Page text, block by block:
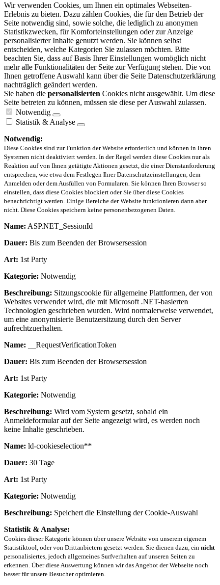
Wir verwenden Cookies, um Ihnen ein optimales Webseiten-
Erlebnis zu bieten. Dazu zählen Cookies, die für den Betrieb der
Seite notwendig sind, sowie solche, die lediglich zu anonymen
Statistikzwecken, für Komforteinstellungen oder zur Anzeige
personalisierter Inhalte genutzt werden. Sie können selbst
entscheiden, welche Kategorien Sie zulassen möchten. Bitte
beachten Sie, dass auf Basis Ihrer Einstellungen womöglich nicht
mehr alle Funktionalitäten der Seite zur Verfügung stehen. Die von
Ihnen getroffene Auswahl kann über die Seite Datenschutzerklärung
nachträglich geändert werden.
Sie haben die personalisierten Cookies nicht ausgewählt. Um diese
Seite betreten zu können, müssen sie diese per Auswahl zulassen.
Notwendig
Statistik & Analyse
Notwendig:
Diese Cookies sind zur Funktion der Website erforderlich und können in Ihren
Systemen nicht deaktiviert werden. In der Regel werden diese Cookies nur als
Reaktion auf von Ihnen getätigte Aktionen gesetzt, die einer Dienstanforderung
entsprechen, wie etwa dem Festlegen Ihrer Datenschutzeinstellungen, dem
Anmelden oder dem Ausfüllen von Formularen. Sie können Ihren Browser so
einstellen, dass diese Cookies blockiert oder Sie über diese Cookies
benachrichtigt werden. Einige Bereiche der Website funktionieren dann aber
nicht. Diese Cookies speichern keine personenbezogenen Daten.
Name: ASP.NET_SessionId
Dauer: Bis zum Beenden der Browsersession
Art: 1st Party
Kategorie: Notwendig
Beschreibung: Sitzungscookie für allgemeine Plattformen, der von
Websites verwendet wird, die mit Microsoft .NET-basierten
Technologien geschrieben wurden. Wird normalerweise verwendet,
um eine anonymisierte Benutzersitzung durch den Server
aufrechtzuerhalten.
Name: __RequestVerificationToken
Dauer: Bis zum Beenden der Browsersession
Art: 1st Party
Kategorie: Notwendig
Beschreibung: Wird vom System gesetzt, sobald ein
Anmeldeformular auf der Seite angezeigt wird, es werden noch
keine Inhalte geschrieben.
Name: ld-cookieselection**
Dauer: 30 Tage
Art: 1st Party
Kategorie: Notwendig
Beschreibung: Speichert die Einstellung der Cookie-Auswahl
Statistik & Analyse:
Cookies dieser Kategorie können über unsere Website von unserem eigenem
Statistiktool, oder von Drittanbietern gesetzt werden. Sie dienen dazu, ein nicht
personalisiertes, jedoch allgemeines Surfverhalten auf unseren Seiten zu
erkennen. Über diese Auswertung können wir das Angebot der Webseite noch
besser für unsere Besucher optimieren.